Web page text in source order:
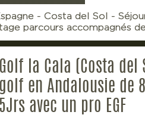
- Costa del Sol -
parcours accompagnés
Golf la Cala (Costa del
golf en Andalousie de
5Jrs avec un pro EGF